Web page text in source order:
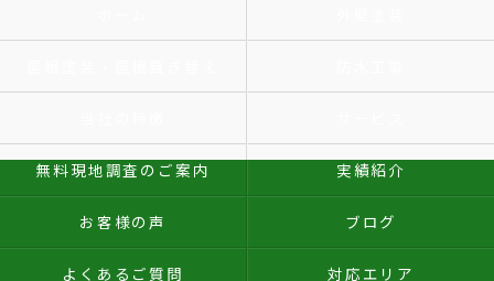
無料現地調査のご案内 実績紹介
お客様の声 ブログ
よくあるご質問 対応エリア